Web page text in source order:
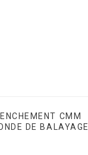
CMM
DE BALAYAGE